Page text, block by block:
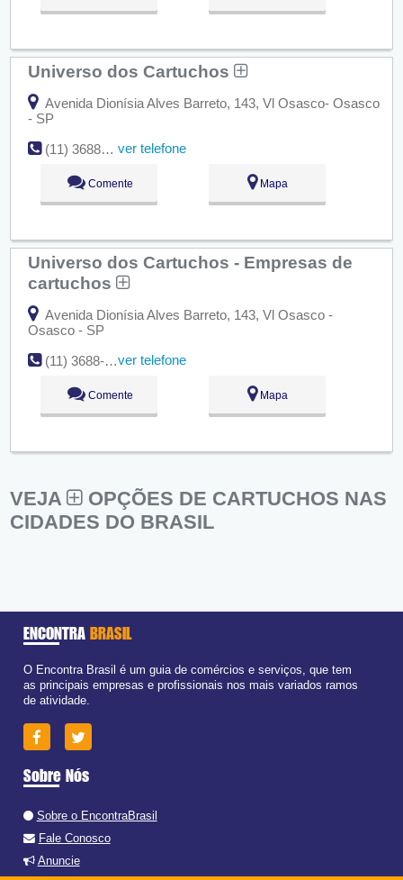
Universo dos Cartuchos
Avenida Dionísia Alves Barreto, 143, Vl Osasco- Osasco
- SP
(11) 3688-1079
ver telefone
Comente Mapa
Universo dos Cartuchos - Empresas de
cartuchos
Avenida Dionísia Alves Barreto, 143, Vl Osasco -
Osasco - SP
(11) 3688-1079 F
ver telefone
Comente Mapa
VEJA
OPÇÕES DE CARTUCHOS NAS
CIDADES DO BRASIL
ENCONTRA BRASIL
O Encontra Brasil é um guia de comércios e serviços, que tem
as principais empresas e profissionais nos mais variados ramos
de atividade.
Sobre Nós
Sobre o EncontraBrasil
Fale Conosco
Anuncie